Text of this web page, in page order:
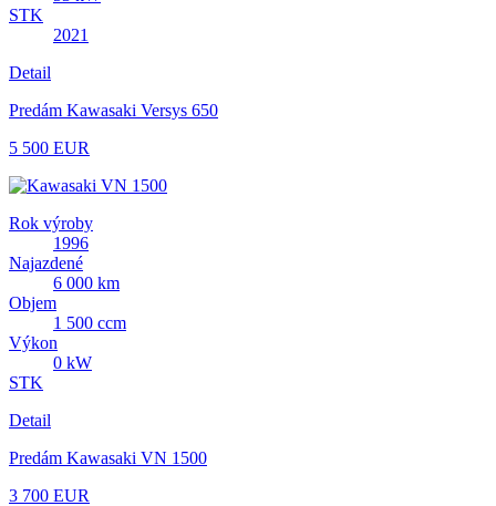
STK
2021
Detail
Predám Kawasaki Versys 650
5 500 EUR
Rok výroby
1996
Najazdené
6 000 km
Objem
1 500 ccm
Výkon
0 kW
STK
Detail
Predám Kawasaki VN 1500
3 700 EUR